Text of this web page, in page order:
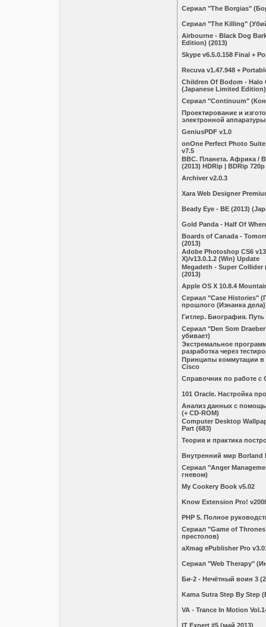
Сериал "The Borgias"
Сериал "The Killing"
Airbourne - Black Dog
Edition) (2013)
Skype v6.5.0.158 Final +
Recuva v1.47.948 +
Children Of Bodom - Halo
(Japanese Limited Edition)
Сериал "Continuum"
Проектирование и
электронной аппаратуры
GeniusPDF v1.0
onOne Perfect Photo
v7.5
BBC. Планета. Африка /
(2013) HDRip | BDRip 720p
Archiver v2.0.3
Xara Web Designer
Beady Eye - BE (2013)
Gold Panda - Half Of
Boards of Canada -
(2013)
Adobe Photoshop CS6
X)/v13.0.1.2 (Win) Update
Megadeth - Super
(2013)
Apple OS X 10.8.4
Сериал "Case Histories"
прошлого (Изнанка
Гитлер. Биография. Путь
Сериал "Den Som
убивает)
Экстремальное
разработка через
Принципы коммутации в
Cisco
Справочник по работе с
101 Oracle. Настройка
Анализ данных с
(+ CD-ROM)
Computer Desktop
Part (683)
Теория и практика
Внутренний мир Borland
Сериал "Anger
гневом)
My Cookery Book v5.02
Know Extension Pro!
PHP 5. Полное
Сериал "Game of
престолов)
aXmag ePublisher Pro
Сериал "Web Therapy"
Би-2 - Нечётный воин 3
Kama Sutra Step By Step
VA - Trance In Motion
IT Expert #5 (май 2013)